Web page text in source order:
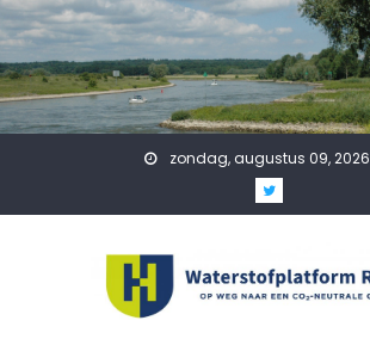
Skip
to
content
zondag, augustus 09, 2026